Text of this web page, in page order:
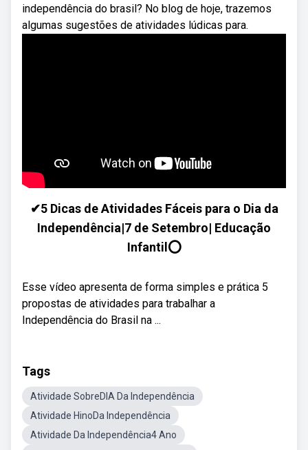
independência do brasil? No blog de hoje, trazemos
algumas sugestões de atividades lúdicas para.
✔5 Dicas de Atividades Fáceis para o Dia da
Independência|7 de Setembro| Educação
Infantil⭕
Esse vídeo apresenta de forma simples e prática 5
propostas de atividades para trabalhar a
Independência do Brasil na ...
Tags
Atividade SobreDIA Da Independência
Atividade HinoDa Independência
Atividade Da Independência4 Ano